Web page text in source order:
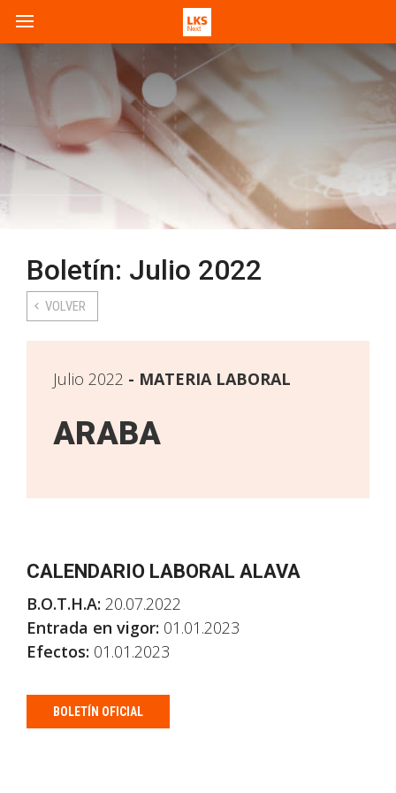
Boletín: Julio 2022
VOLVER
Julio 2022 MATERIA LABORAL
ARABA
CALENDARIO LABORAL ALAVA
B.O.T.H.A: 20.07.2022
Entrada en vigor: 01.01.2023
Efectos: 01.01.2023
BOLETÍN OFICIAL